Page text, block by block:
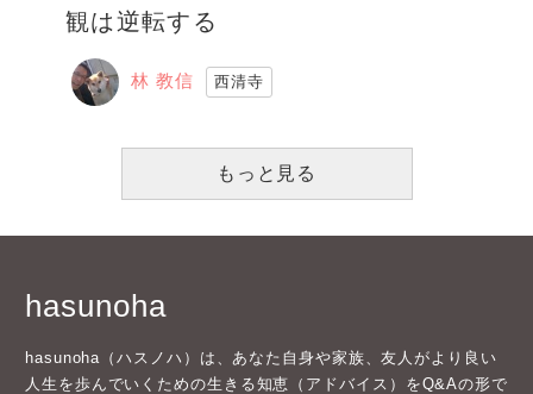
観は逆転する
林 教信 西清寺
もっと見る
hasunoha
hasunoha（ハスノハ）は、あなた自身や家族、友人がより良い
人生を歩んでいくための生きる知恵（アドバイス）をQ&Aの形で